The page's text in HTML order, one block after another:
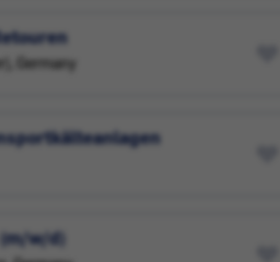
Germany
w/d)